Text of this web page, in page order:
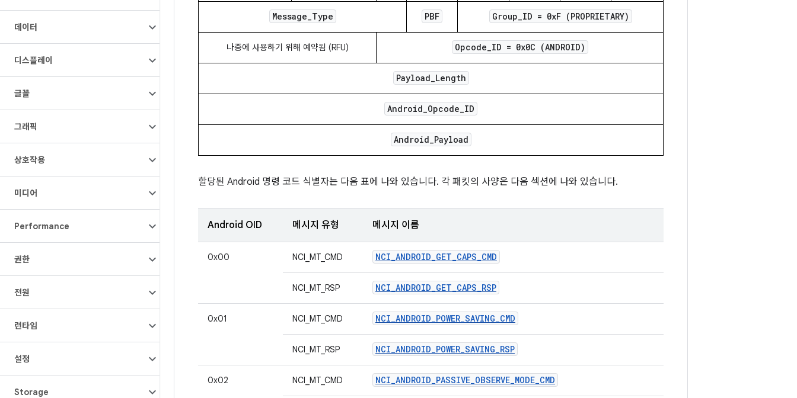
데이터
디스플레이
글꼴
그래픽
상호작용
미디어
Performance
권한
전원
런타임
설정
Storage
Message_Type PBF Group_ID = 0xF (PROPRIETARY)
나중에 사용하기 위해 예약됨 (RFU) Opcode_ID = 0x0C (ANDROID)
Payload_Length
Android_Opcode_ID
Android_Payload
할당된 Android 명령 코드 식별자는 다음 표에 나와 있습니다. 각 패킷의 사양은 다음 섹션에 나와 있습니다.
Android OID 메시지 유형 메시지 이름
0x00 NCI_MT_CMD NCI_ANDROID_GET_CAPS_CMD
NCI_MT_RSP NCI_ANDROID_GET_CAPS_RSP
0x01 NCI_MT_CMD NCI_ANDROID_POWER_SAVING_CMD
NCI_MT_RSP NCI_ANDROID_POWER_SAVING_RSP
0x02 NCI_MT_CMD NCI_ANDROID_PASSIVE_OBSERVE_MODE_CMD